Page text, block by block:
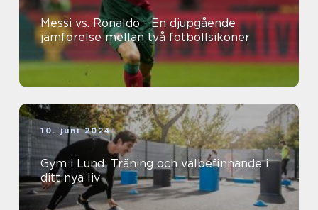
Messi vs. Ronaldo - En djupgående
jämförelse mellan två fotbollsikoner
10. juni 2024
Gym i Lund: Träning och välbefinnande i
ditt nya liv